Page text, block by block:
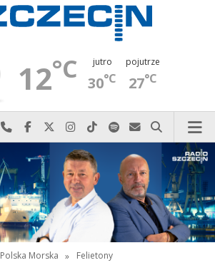
12°C jutro
30°C
pojutrze
27°C
Najlepiej po prostu do nas zadzwoń
Odwiedź nas na Facebook-u
Odwiedź nas na X
Odwiedź nas na Instagram-ie
Odwiedź nas na TikTok-u
Szukaj nas na Spotify
Wyślij do nas
Szukaj
Polska Morska » Felietony